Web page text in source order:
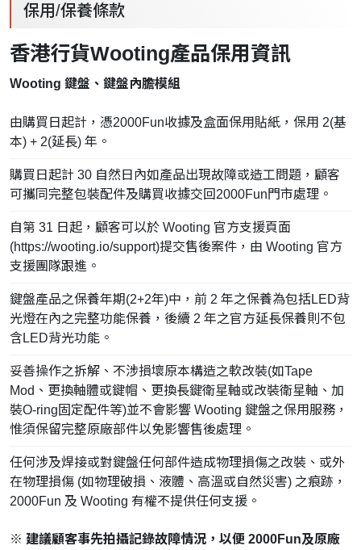
保用/保養條款
香港行貨Wooting產品保用資訊
Wooting 鍵盤、鍵盤內膽模組
由購買日起計，憑2000Fun收據及盒面保用貼紙，保用 2(基
本) + 2(延長) 年。
購買日起計 30 自然日內如產品出現故障或造工問題，顧客
可攜同完整包裝配件及購買收據交回2000Fun門市處理。
自第 31 日起，顧客可以於 Wooting 官方支援頁面
(https://wooting.io/support)提交售後案件，由 Wooting 官方
支援團隊跟進。
鍵盤產品之保養年期(2+2年)中，前 2 年之保養為包括LED背
光燈在內之完整功能保養，後續 2 年之官方延長保養則不包
含LED背光功能。
妥善操作之拆解、不涉損壞原本構造之軟改裝(如Tape
Mod、更換軸體或鍵帽、更換長鍵衛星軸或改裝衛星軸、加
裝O-ring固定配件等)並不會影響 Wooting 鍵盤之保用服務，
惟須保留完整原廠部件以免影響售後處理。
任何涉及焊接或對鍵盤任何部件造成物理損傷之改裝、或外
在物理損傷 (如物理破損、液體、高溫或自然災害) 之痕跡，
2000Fun 及 Wooting 有權不提供任何支援。
※ 建議顧客事先拍攝記錄故障情況，以便 2000Fun及原廠